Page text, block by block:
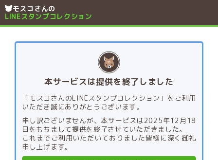
モスコさんの
LINEスタンプコレクション
本サービスは提供を終了しました
「モスコさんのLINEスタンプコレクション」をご利用
いただき誠にありがとうございます。
申し訳ございませんが、本サービスは2025年12月18
日をもちまして提供を終了させていただきました。
これまでご利用いただいておりました皆様に深く御礼
申し上げます。